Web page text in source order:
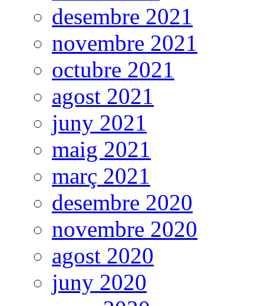
desembre 2021
novembre 2021
octubre 2021
agost 2021
juny 2021
maig 2021
març 2021
desembre 2020
novembre 2020
agost 2020
juny 2020